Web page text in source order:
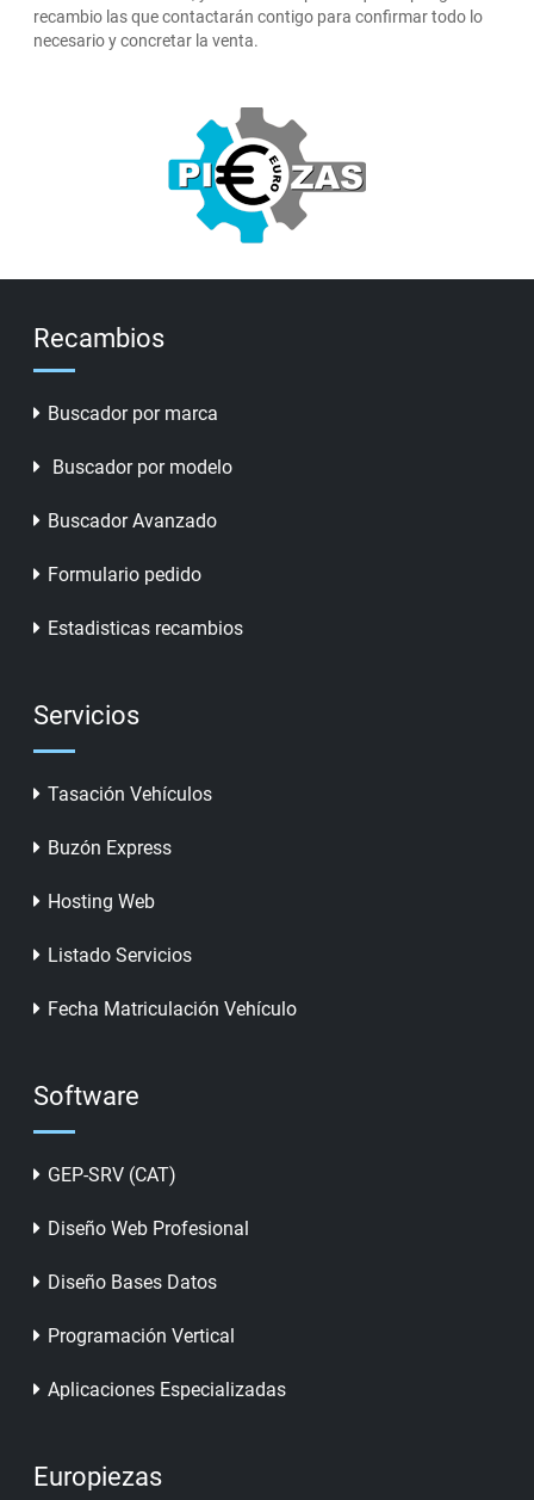
recambio las que contactarán contigo para confirmar todo lo
necesario y concretar la venta.
Recambios
Buscador por marca
Buscador por modelo
Buscador Avanzado
Formulario pedido
Estadisticas recambios
Servicios
Tasación Vehículos
Buzón Express
Hosting Web
Listado Servicios
Fecha Matriculación Vehículo
Software
GEP-SRV (CAT)
Diseño Web Profesional
Diseño Bases Datos
Programación Vertical
Aplicaciones Especializadas
Europiezas